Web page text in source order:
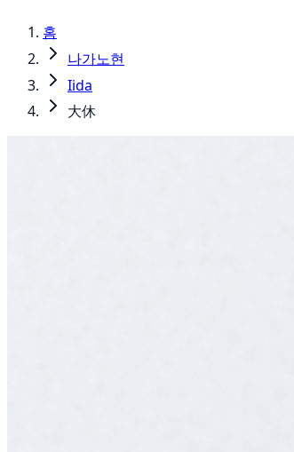
홈
나가노현
Iida
大休